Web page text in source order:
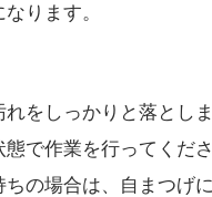
ります。
れをしっかりと落とし
態で作業を行ってくだ
ちの場合は、自まつげ